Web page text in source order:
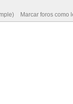
Marcar foros como